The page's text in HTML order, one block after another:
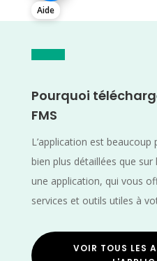
Aide
Pourquoi
FMS
L’application est
bien plus détaillées que sur
une application, qui vous
services et outils utiles à
VOIR TOUS LES